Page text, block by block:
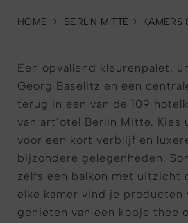
HOME > BERLIN MITTE > KAMERS
Een opvallend kleurenpalet,
Georg Baselitz en een
terug in een van de 109
van art’otel Berlin Mitte. Kies
voor een kort verblijf en
bijzondere gelegenheden.
zelfs een balkon met uitzicht
elke kamer vind je producten
genieten van een kopje thee